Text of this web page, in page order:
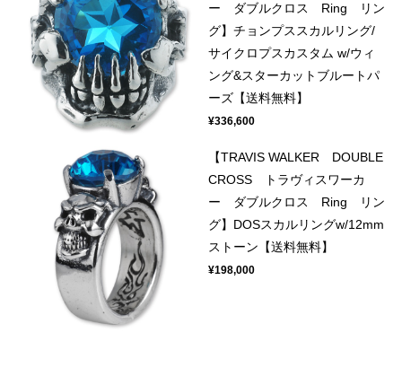
ー ダブルクロス Ring リン
グ】チョンプススカルリング/
サイクロプスカスタム w/ウィ
ング&スターカットブルートパ
ーズ【送料無料】
¥336,600
【TRAVIS WALKER DOUBLE
CROSS トラヴィスワーカ
ー ダブルクロス Ring リン
グ】DOSスカルリングw/12mm
ストーン【送料無料】
¥198,000